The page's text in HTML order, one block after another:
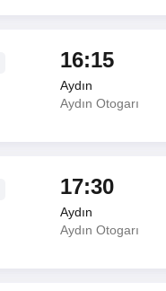
16:15
Aydın
Aydın Otogarı
17:30
Aydın
Aydın Otogarı